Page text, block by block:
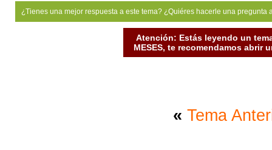
¿Tienes una mejor respuesta a este tema? ¿Quiéres hacerle una
Atención: Estás leyendo un
MESES, te recomendamos abrir
« Tema